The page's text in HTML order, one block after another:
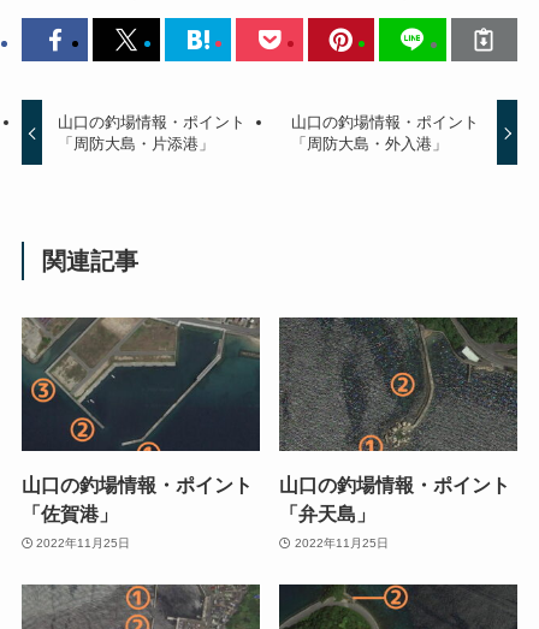
山口の釣場情報・ポイント
「周防大島・片添港」
山口の釣場情報・ポイント
「周防大島・外入港」
関連記事
山口の釣場情報・ポイント
「佐賀港」
2022年11月25日
山口の釣場情報・ポイント
「弁天島」
2022年11月25日